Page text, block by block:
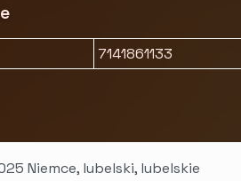
7141861133
Niemce, lubelski, lubelskie